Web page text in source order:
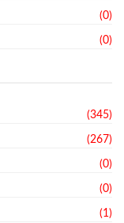
(0)
(0)
(345)
(267)
(0)
(0)
(1)